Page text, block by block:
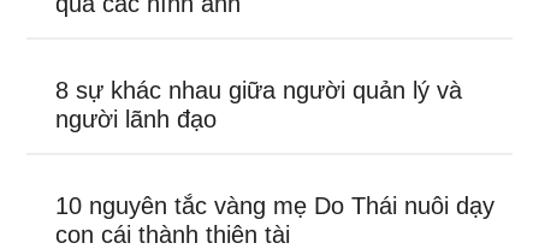
8 sự khác nhau giữa người quản lý và
người lãnh đạo
10 nguyên tắc vàng mẹ Do Thái nuôi dạy
con cái thành thiên tài